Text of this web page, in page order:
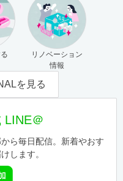
リノベーション
情報
を見る
LINE＠
ら毎日配信。新着やおす
します。